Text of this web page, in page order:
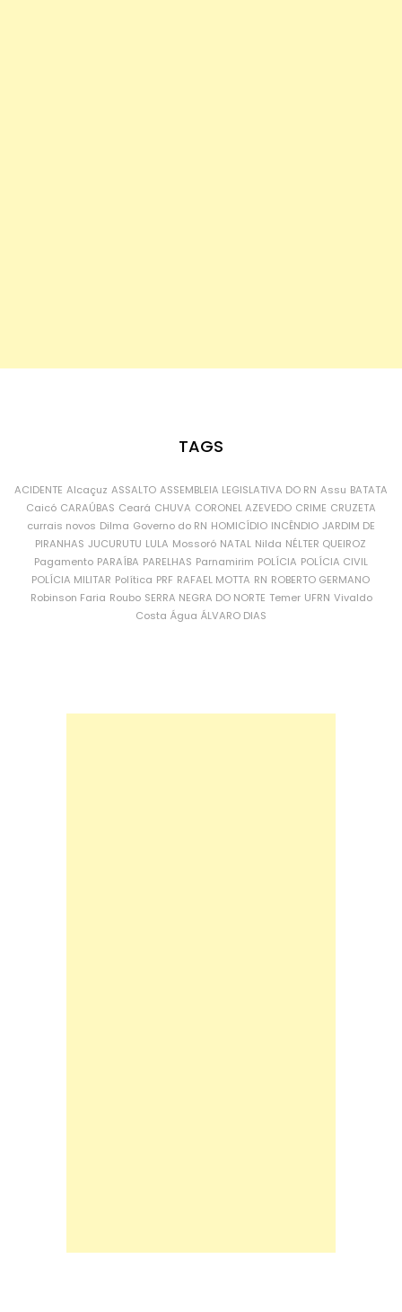
TAGS
ACIDENTE Alcaçuz ASSALTO ASSEMBLEIA LEGISLATIVA DO RN Assu BATATA
Caicó CARAÚBAS Ceará CHUVA CORONEL AZEVEDO CRIME CRUZETA
currais novos Dilma Governo do RN HOMICÍDIO INCÊNDIO JARDIM DE
PIRANHAS JUCURUTU LULA Mossoró NATAL Nilda NÉLTER QUEIROZ
Pagamento PARAÍBA PARELHAS Parnamirim POLÍCIA POLÍCIA CIVIL
POLÍCIA MILITAR Política PRF RAFAEL MOTTA RN ROBERTO GERMANO
Robinson Faria Roubo SERRA NEGRA DO NORTE Temer UFRN Vivaldo
Costa Água ÁLVARO DIAS